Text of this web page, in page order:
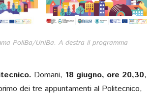
PoliBa/UniBa. A destra il programma
Domani, 18 giugno, ore 20,30,
dei tre appuntamenti al Politecnico,